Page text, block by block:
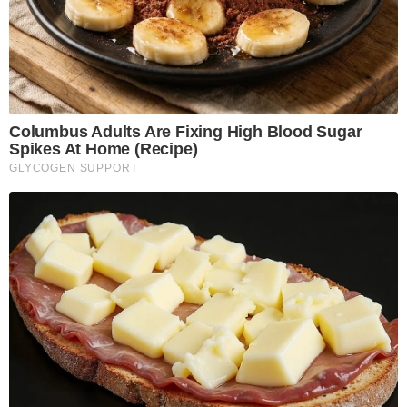
Columbus Adults Are Fixing High Blood Sugar
Spikes At Home (Recipe)
GLYCOGEN SUPPORT